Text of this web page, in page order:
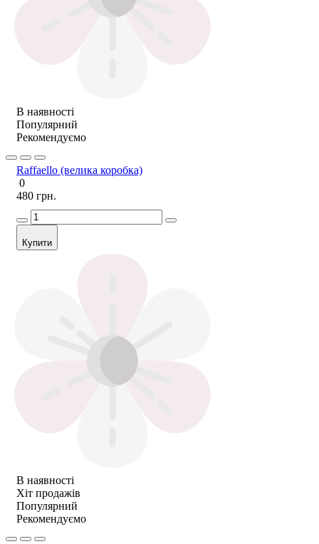
В наявності
Популярний
Рекомендуємо
Raffaello (велика коробка)
0
480 грн.
Купити
В наявності
Хіт продажів
Популярний
Рекомендуємо